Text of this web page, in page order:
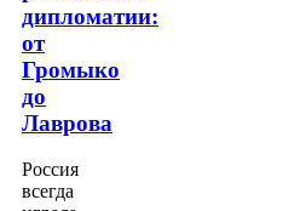
дипломатии:
от
Громыко
до
Лаврова
Россия
всегда